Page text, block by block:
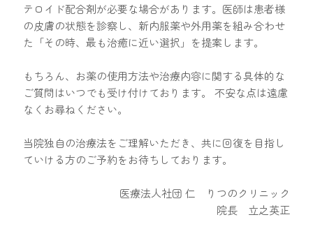
テロイド配合剤が必要な場合があります。医師は患者様
の皮膚の状態を診察し、新内服薬や外用薬を組み合わせ
た「その時、最も治癒に近い選択」を提案します。
もちろん、お薬の使用方法や治療内容に関する具体的な
ご質問はいつでも受け付けております。 不安な点は遠慮
なくお尋ねください。
当院独自の治療法をご理解いただき、共に回復を目指し
ていける方のご予約をお待ちしております。
医療法人社団 仁 りつのクリニック
院長 立之英正